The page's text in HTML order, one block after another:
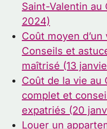
Saint-Valentin au
2024)
Coût moyen
Conseils et
maîtrisé (13
Coût de la vie au
complet et
expatriés (20
Louer un